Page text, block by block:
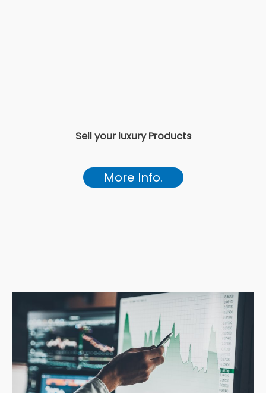
Sell your luxury Products
More Info.